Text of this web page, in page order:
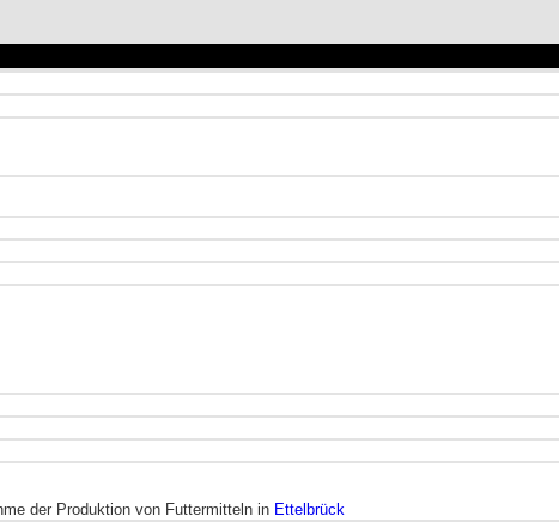
der Produktion von Futtermitteln in Ettelbrück